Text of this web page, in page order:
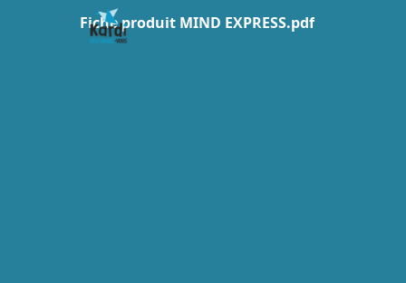
Fiche produit MIND EXPRESS.pdf